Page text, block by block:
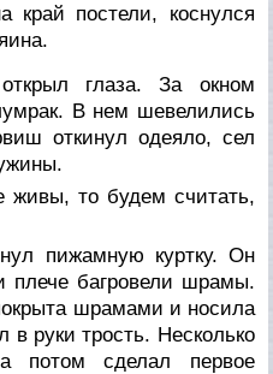
край постели, коснулся
глаза. За окном
В нем шевелились
откинул одеяло, сел
то будем считать,
пижамную куртку. Он
плече багровели шрамы.
шрамами и носила
руки трость. Несколько
потом сделал первое